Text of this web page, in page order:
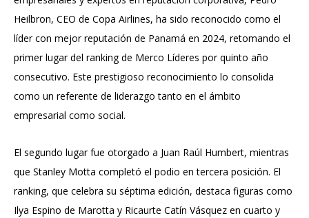
Heilbron, CEO de Copa Airlines, ha sido reconocido como el
líder con mejor reputación de Panamá en 2024, retomando el
primer lugar del ranking de Merco Líderes por quinto año
consecutivo. Este prestigioso reconocimiento lo consolida
como un referente de liderazgo tanto en el ámbito
empresarial como social.
El segundo lugar fue otorgado a Juan Raúl Humbert, mientras
que Stanley Motta completó el podio en tercera posición. El
ranking, que celebra su séptima edición, destaca figuras como
Ilya Espino de Marotta y Ricaurte Catín Vásquez en cuarto y